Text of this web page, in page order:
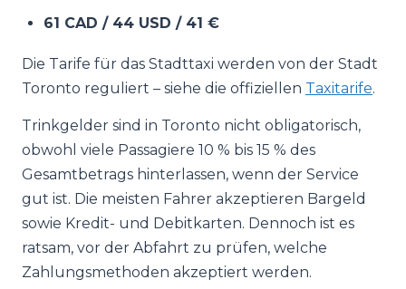
61 CAD / 44 USD / 41 €
Die Tarife für das Stadttaxi werden von der Stadt
Toronto reguliert – siehe die offiziellen Taxitarife.
Trinkgelder sind in Toronto nicht obligatorisch,
obwohl viele Passagiere 10 % bis 15 % des
Gesamtbetrags hinterlassen, wenn der Service
gut ist. Die meisten Fahrer akzeptieren Bargeld
sowie Kredit- und Debitkarten. Dennoch ist es
ratsam, vor der Abfahrt zu prüfen, welche
Zahlungsmethoden akzeptiert werden.